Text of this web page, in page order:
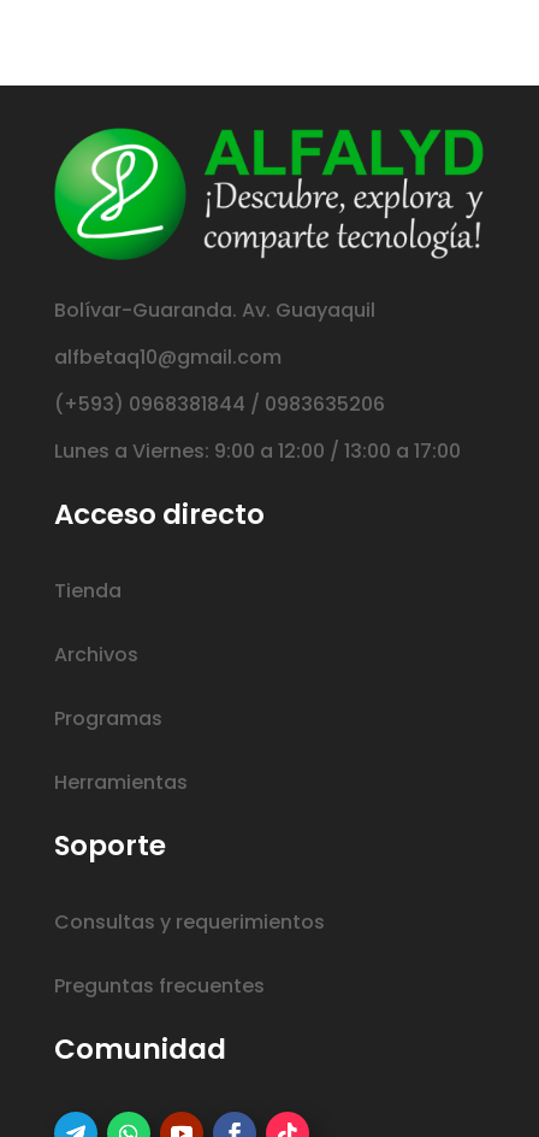
Bolívar-Guaranda. Av. Guayaquil
alfbetaq10@gmail.com
(+593) 0968381844 / 0983635206
Lunes a Viernes: 9:00 a 12:00 / 13:00 a 17:00
Acceso directo
Tienda
Archivos
Programas
Herramientas
Soporte
Consultas y requerimientos
Preguntas frecuentes
Comunidad